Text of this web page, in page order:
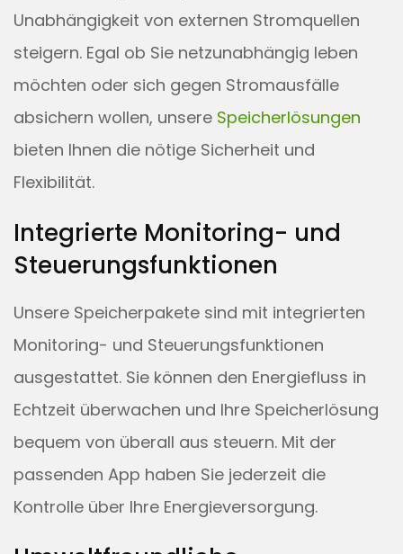
Unabhängigkeit von externen Stromquellen
steigern. Egal ob Sie netzunabhängig leben
möchten oder sich gegen Stromausfälle
absichern wollen, unsere Speicherlösungen
bieten Ihnen die nötige Sicherheit und
Flexibilität.
Integrierte Monitoring- und
Steuerungsfunktionen
Unsere Speicherpakete sind mit integrierten
Monitoring- und Steuerungsfunktionen
ausgestattet. Sie können den Energiefluss in
Echtzeit überwachen und Ihre Speicherlösung
bequem von überall aus steuern. Mit der
passenden App haben Sie jederzeit die
Kontrolle über Ihre Energieversorgung.